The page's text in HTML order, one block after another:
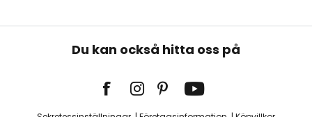
Du kan också hitta oss på